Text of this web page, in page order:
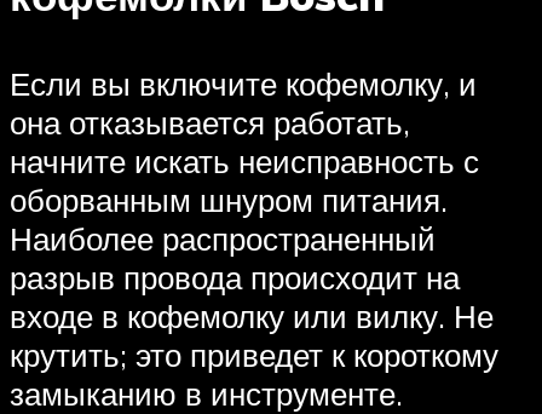
Если вы включите кофемолку, и
она отказывается работать,
начните искать неисправность с
оборванным шнуром питания.
Наиболее распространенный
разрыв провода происходит на
входе в кофемолку или вилку. Не
крутить; это приведет к короткому
замыканию в инструменте.